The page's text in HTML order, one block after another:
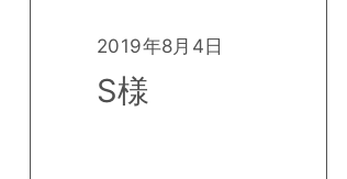
2019年8月4日
S様